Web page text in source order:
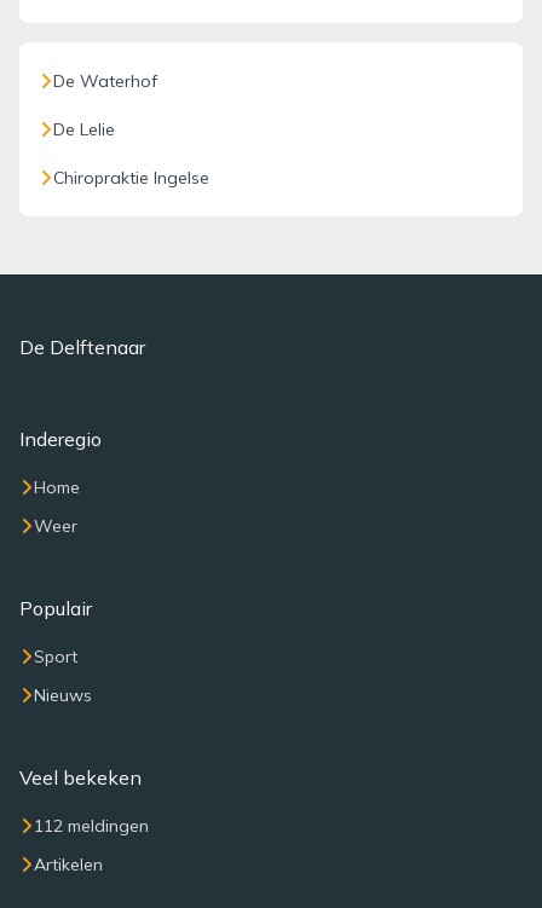
De Waterhof
De Lelie
Chiropraktie Ingelse
De Delftenaar
Inderegio
Home
Weer
Populair
Sport
Nieuws
Veel bekeken
112 meldingen
Artikelen